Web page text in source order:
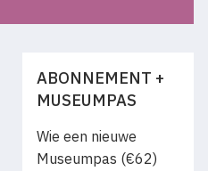
ABONNEMENT +
MUSEUMPAS
Wie een nieuwe
Museumpas (€62)